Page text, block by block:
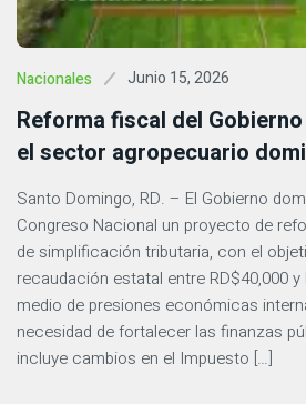
Nacionales Junio 15, 2026
Reforma fiscal del
el sector agropecuario
Santo Domingo, RD. – El Gobierno
Congreso Nacional un proyecto de
de simplificación tributaria, con el
recaudación estatal entre RD$40,000 y
medio de presiones económicas
necesidad de fortalecer las finanzas
incluye cambios en el Impuesto […]